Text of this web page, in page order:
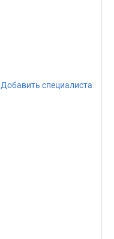
Добавить специалиста